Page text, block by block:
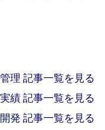
理 記事一覧を見る
績 記事一覧を見る
発 記事一覧を見る